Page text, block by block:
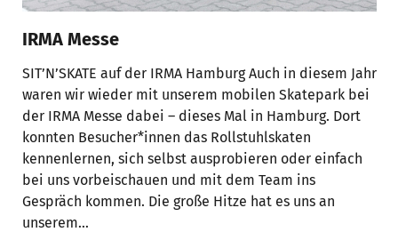
IRMA Messe
SIT’N’SKATE auf der IRMA Hamburg Auch in diesem Jahr
waren wir wieder mit unserem mobilen Skatepark bei
der IRMA Messe dabei – dieses Mal in Hamburg. Dort
konnten Besucher*innen das Rollstuhlskaten
kennenlernen, sich selbst ausprobieren oder einfach
bei uns vorbeischauen und mit dem Team ins
Gespräch kommen. Die große Hitze hat es uns an
unserem…